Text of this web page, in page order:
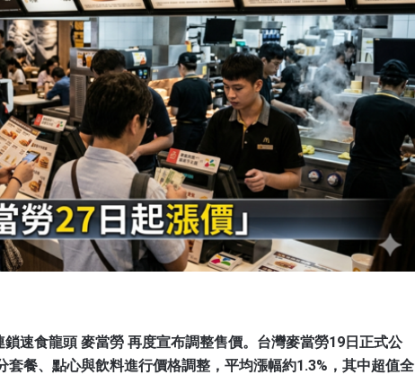
速食龍頭 麥當勞 再度宣布調整售價。台灣麥當勞19日正式公
餐、點心與飲料進行價格調整，平均漲幅約1.3%，其中超值全